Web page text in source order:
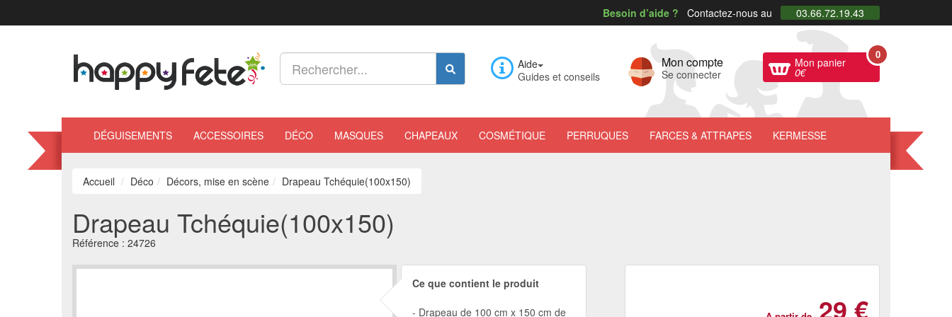
Besoin d’aide ? Contactez-nous au 03.66.72.19.43
Aide
Guides et conseils
Mon compte
Se connecter
Mon panier
0€
0
DÉGUISEMENTS ACCESSOIRES DÉCO MASQUES CHAPEAUX COSMÉTIQUE PERRUQUES FARCES & ATTRAPES KERMESSE
Accueil Déco Décors, mise en scène Drapeau Tchéquie(100x150)
Drapeau Tchéquie(100x150)
Référence : 24726
Ce que contient le produit
Drapeau de 100 cm x 150 cm de
29 €